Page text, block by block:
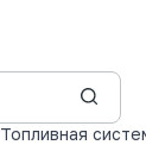
Топливная